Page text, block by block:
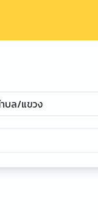
บล/แขวง